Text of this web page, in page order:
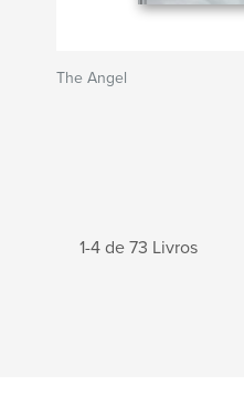
The Angel
1-4 de 73 Livros